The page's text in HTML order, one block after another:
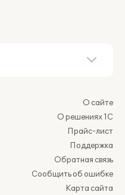
О сайте
О решениях 1С
Прайс-лист
Поддержка
Обратная связь
Сообщить об ошибке
Карта сайта